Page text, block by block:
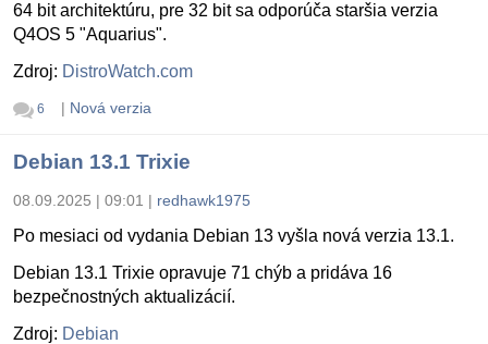
64 bit architektúru, pre 32 bit sa odporúča staršia verzia
Q4OS 5 "Aquarius".
Zdroj: DistroWatch.com
6 | Nová verzia
Debian 13.1 Trixie
08.09.2025 | 09:01 | redhawk1975
Po mesiaci od vydania Debian 13 vyšla nová verzia 13.1.
Debian 13.1 Trixie opravuje 71 chýb a pridáva 16
bezpečnostných aktualizácií.
Zdroj: Debian